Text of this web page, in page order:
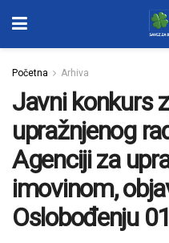
Početna Arhiva
Javni konkurs
upražnjenog
Agenciji za
imovinom,
Oslobođenju